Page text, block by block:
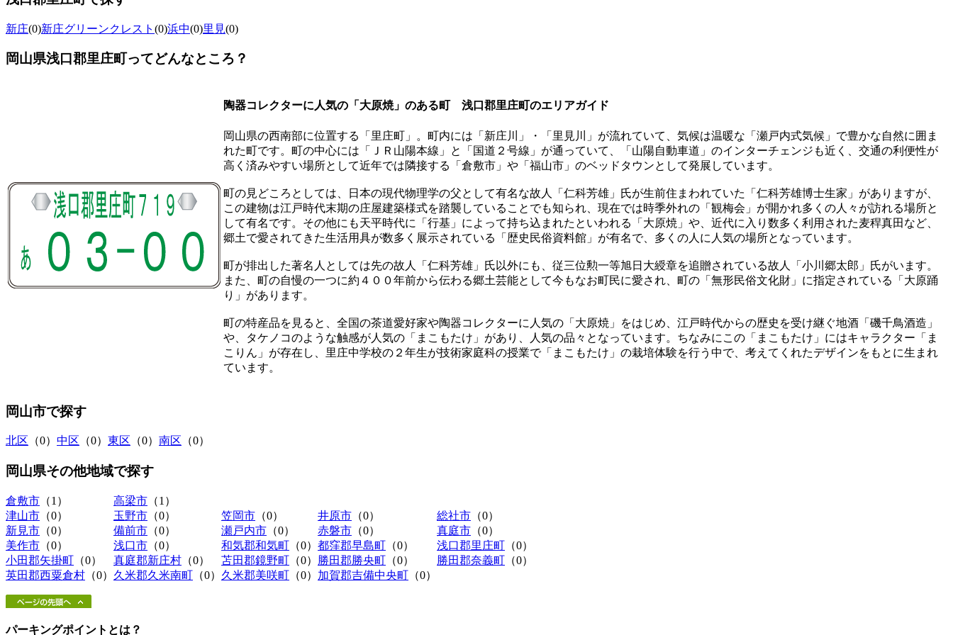
新庄(0)新庄グリーンクレスト (0)浜中(0)里見(0)
岡山県浅口郡里庄町ってどんなところ？
陶器コレクターに人気の「大原焼」のある町 浅口郡里庄町のエリアガイド
岡山県の西南部に位置する「里庄町」。町内には「新庄川」・「里見川」が流れていて、気候は温暖な「瀬戸内式気候」で豊かな自然に囲ま
れた町です。町の中心には「ＪＲ山陽本線」と「国道２号線」が通っていて、「山陽自動車道」のインターチェンジも近く、交通の利便性が
高く済みやすい場所として近年では隣接する「倉敷市」や「福山市」のベッドタウンとして発展しています。
町の見どころとしては、日本の現代物理学の父として有名な故人「仁科芳雄」氏が生前住まわれていた「仁科芳雄博士生家」がありますが、
この建物は江戸時代末期の庄屋建築様式を踏襲していることでも知られ、現在では時季外れの「観梅会」が開かれ多くの人々が訪れる場所と
して有名です。その他にも天平時代に「行基」によって持ち込まれたといわれる「大原焼」や、近代に入り数多く利用された麦稈真田など、
郷土で愛されてきた生活用具が数多く展示されている「歴史民俗資料館」が有名で、多くの人に人気の場所となっています。
町が排出した著名人としては先の故人「仁科芳雄」氏以外にも、従三位勲一等旭日大綬章を追贈されている故人「小川郷太郎」氏がいます。
また、町の自慢の一つに約４００年前から伝わる郷土芸能として今もなお町民に愛され、町の「無形民俗文化財」に指定されている「大原踊
り」があります。
町の特産品を見ると、全国の茶道愛好家や陶器コレクターに人気の「大原焼」をはじめ、江戸時代からの歴史を受け継ぐ地酒「磯千鳥酒造」
や、タケノコのような触感が人気の「まこもたけ」があり、人気の品々となっています。ちなみにこの「まこもたけ」にはキャラクター「ま
こりん」が存在し、里庄中学校の２年生が技術家庭科の授業で「まこもたけ」の栽培体験を行う中で、考えてくれたデザインをもとに生まれ
ています。
岡山市で探す
北区 （0） 中区 （0） 東区 （0） 南区 （0）
岡山県その他地域で探す
倉敷市 （1） 高梁市 （1）
津山市 （0） 玉野市 （0） 笠岡市 （0） 井原市 （0） 総社市 （0）
新見市 （0） 備前市 （0） 瀬戸内市 （0） 赤磐市 （0） 真庭市 （0）
美作市 （0） 浅口市 （0） 和気郡和気町 （0） 都窪郡早島町 （0） 浅口郡里庄町 （0）
小田郡矢掛町 （0） 真庭郡新庄村 （0） 苫田郡鏡野町 （0） 勝田郡勝央町 （0） 勝田郡奈義町 （0）
英田郡西粟倉村 （0） 久米郡久米南町 （0） 久米郡美咲町 （0） 加賀郡吉備中央町 （0）
パーキングポイントとは？